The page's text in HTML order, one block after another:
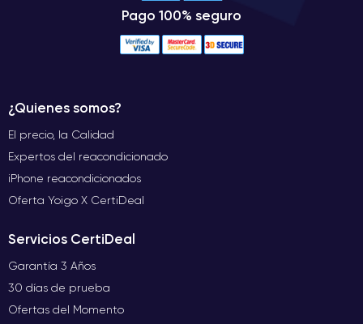
Pago 100% seguro
¿Quienes somos?
El precio, la Calidad
Expertos del reacondicionado
iPhone reacondicionados
Oferta Yoigo X CertiDeal
Servicios CertiDeal
Garantía 3 Años
30 días de prueba
Ofertas del Momento